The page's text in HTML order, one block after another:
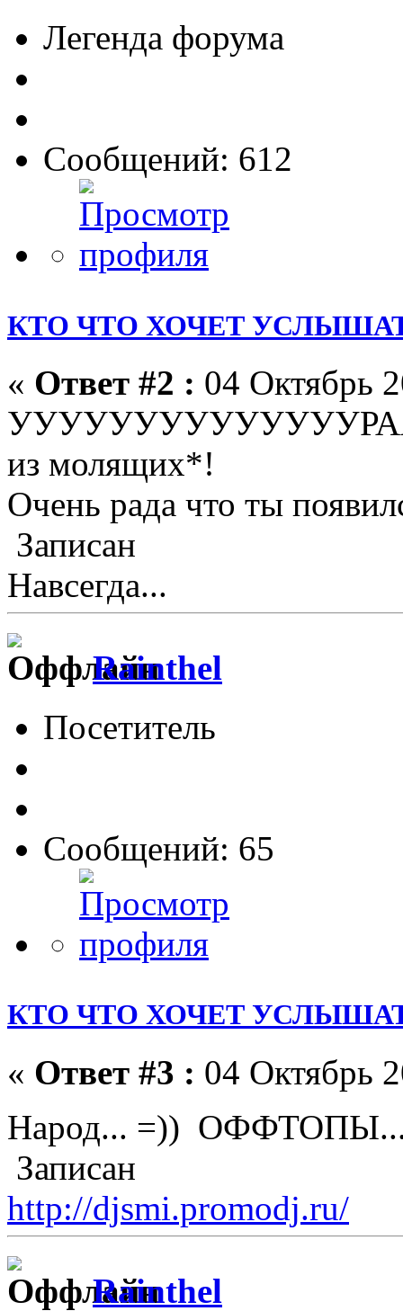
Легенда форума
Сообщений: 612
КТО ЧТО ХОЧЕТ
« Ответ #2 : 04 Октябрь
из молящих*!
Очень рада что ты
Записан
Навсегда...
Rainthel
Посетитель
Сообщений: 65
КТО ЧТО ХОЧЕТ
« Ответ #3 : 04 Октябрь
Народ... =))
Записан
http://djsmi.promodj.ru/
Rainthel